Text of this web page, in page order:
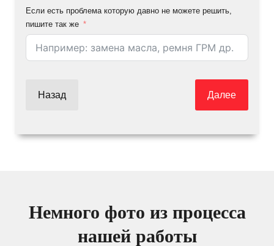
Если есть проблема которую давно не можете решить,
пишите так же
Назад Далее
Немного фото из процесса
нашей работы